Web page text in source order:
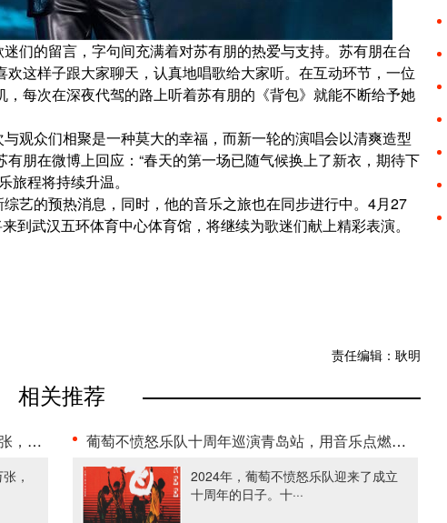
们的留言，字句间充满着对苏有朋的热爱与支持。苏有朋在台
这样子跟大家聊天，认真地唱歌给大家听。在互动环节，一位
每次在深夜代驾的路上听着苏有朋的《背包》就能不断给予她
观众们相聚是一种莫大的幸福，而新一轮的演唱会以清爽造型
朋在微博上回应：“春天的第一场已随气候换上了新衣，期待下
旅程将持续升温。
艺的预热消息，同时，他的音乐之旅也在同步进行中。4月27
到武汉五环体育中心体育馆，将继续为歌迷们献上精彩表演。
责任编辑：耿明
相关推荐
，
葡萄不愤怒乐队十周年巡演青岛站，用音乐点燃激情
2024年，葡萄不愤怒乐队迎来了成立
十周年的日子。十···